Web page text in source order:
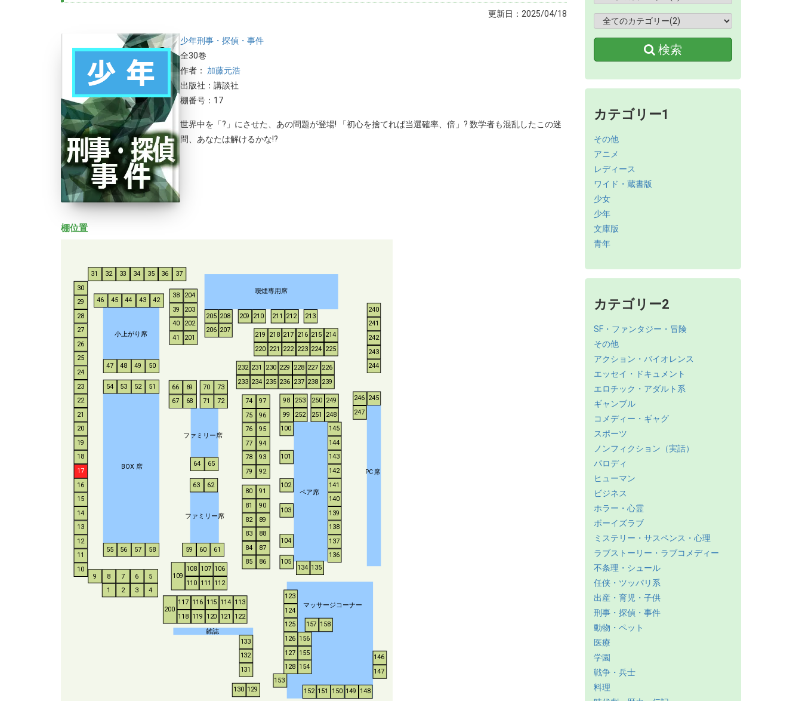
更新日：2025/04/18
少年刑事・探偵・事件
全30巻
作者： 加藤元浩
出版社：講談社
棚番号：17
世界中を「?」にさせた、あの問題が登場! 「初心を捨てれば当選確率、倍」? 数学者も混乱したこの迷
問、あなたは解けるかな!?
棚位置
小上がり席
BOX 席
ファミリー席
ファミリー席
喫煙専用席
ペア席
PC 席
マッサージコーナー
雑誌
1 2 3 4
5
6
7
8
9
10
11
12
13
14
15
16
17
18
19
20
21
22
23
24
25
26
27
28
29
30
31 32 33 34 35 36 37
38
39
40
41
42
43
44
45
46
47 48 49 50
51
52
53
54
55 56 57 58 59 60 61
62
63
64 65
66
67
68
69
70
71
72
73
74
75
76
77
78
79
80
81
82
83
84
85
86
87
88
89
90
91
92
93
94
95
96
97 98
99
100
101
102
103
104
105
106
107
108
109
110 111 112
113
114
115
116
117
118 119 120 121 122
123
124
125
126
127
128
129
130
131
132
133
134 135
136
137
138
139
140
141
142
143
144
145
146
147
148
149
150
151
152
153
154
155
156
157 158
200
201
202
203
204
205
206 207
208 209 210 211 212 213
214
215
216
217
218
219
220 221 222 223 224 225
226
227
228
229
230
231
232
233 234 235 236 237 238 239
240
241
242
243
244
245
246
247
248
249
250
251
252
253
検索
カテゴリー1
その他
アニメ
レディース
ワイド・蔵書版
少女
少年
文庫版
青年
カテゴリー2
SF・ファンタジー・冒険
その他
アクション・バイオレンス
エッセイ・ドキュメント
エロチック・アダルト系
ギャンブル
コメディー・ギャグ
スポーツ
ノンフィクション（実話）
パロディ
ヒューマン
ビジネス
ホラー・心霊
ボーイズラブ
ミステリー・サスペンス・心理
ラブストーリー・ラブコメディー
不条理・シュール
任侠・ツッパリ系
出産・育児・子供
刑事・探偵・事件
動物・ペット
医療
学園
戦争・兵士
料理